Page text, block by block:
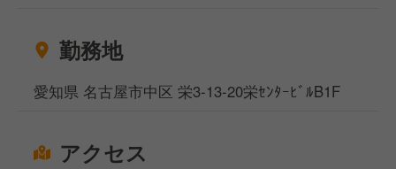
勤務地
愛知県 名古屋市中区 栄3-13-20栄ｾﾝﾀｰﾋﾞﾙB1F
アクセス